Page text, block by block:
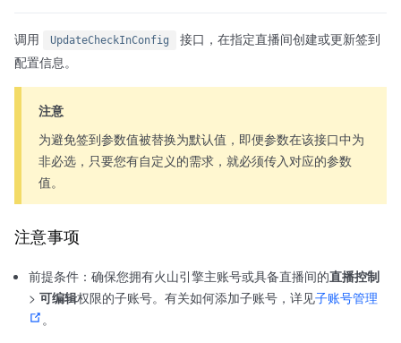
调用 UpdateCheckInConfig
接口，在指定直播间创建或更新签到
配置信息。
注意
为避免签到参数值被替换为默认值，即便参数在该接口中为
非必选，只要您有自定义的需求，就必须传入对应的参数
值。
注意事项
前提条件：确保您拥有火山引擎主账号或具备直播间的直播控制
> 可编辑权限的子账号。有关如何添加子账号，详见子账号管理
。